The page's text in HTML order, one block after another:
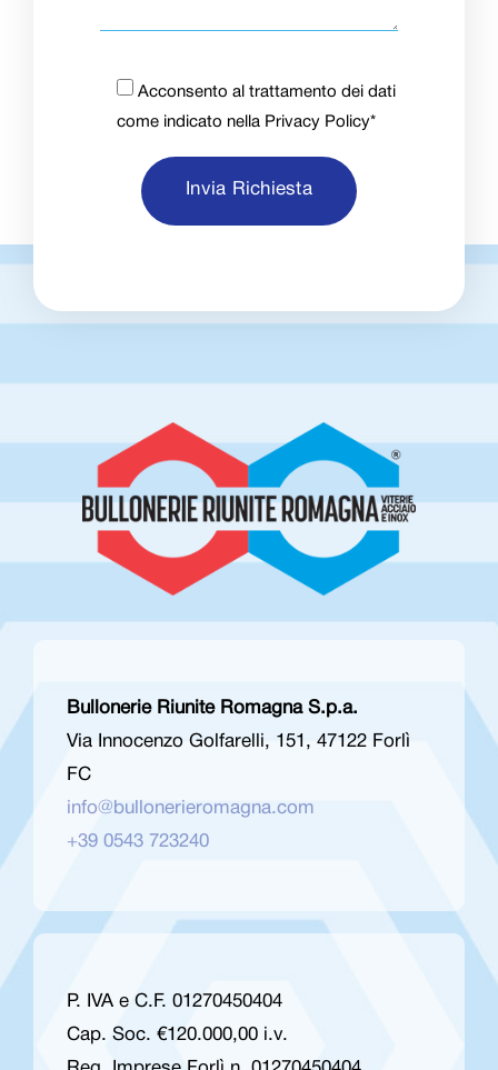
Acconsento al trattamento dei dati
come indicato nella Privacy Policy*
Bullonerie Riunite Romagna S.p.a.
Via Innocenzo Golfarelli, 151, 47122 Forlì
FC
info@bullonerieromagna.com
+39 0543 723240
P. IVA e C.F. 01270450404
Cap. Soc. €120.000,00 i.v.